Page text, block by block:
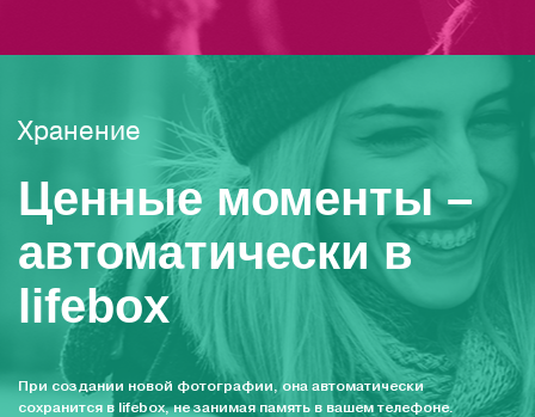
Хранение
Ценные моменты –
автоматически в
lifebox
При создании новой фотографии, она автоматически
сохранится в lifebox, не занимая память в вашем телефоне.